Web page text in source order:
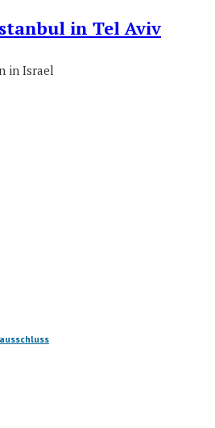
in Tel Aviv
in Israel